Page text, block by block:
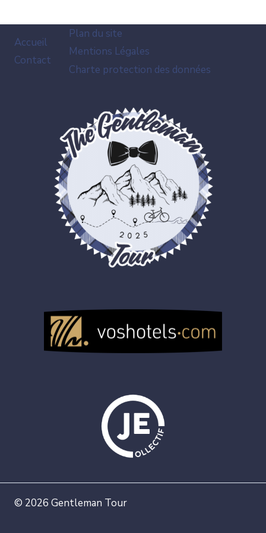
Accueil
Contact
Plan du site
Mentions Légales
Charte protection des données
© 2026 Gentleman Tour